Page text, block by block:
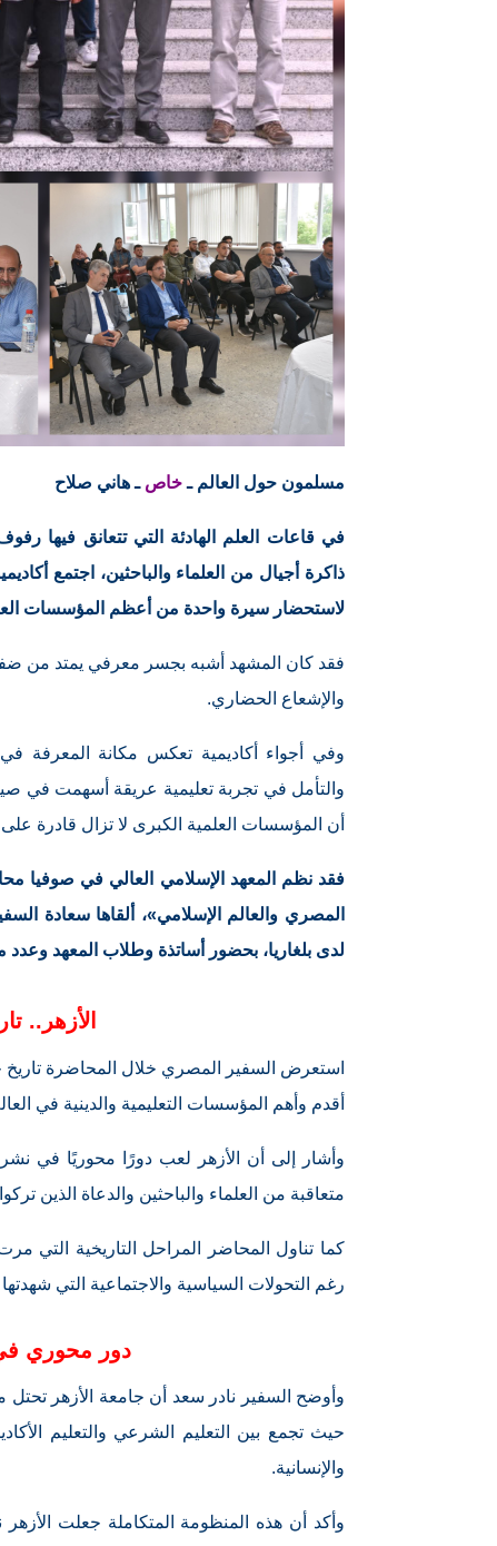
مسلمون حول العالم ـخاص ـ هاني صلاح
في قاعات العلم الهادئة التي تتعانق فيها
ذاكرة أجيال من العلماء والباحثين، اجتمع
لاستحضار سيرة واحدة من أعظم المؤسسات
فقد كان المشهد أشبه بجسر معرفي يمتد من
والإشعاع الحضاري.
وفي أجواء أكاديمية تعكس مكانة المعرفة
والتأمل في تجربة تعليمية عريقة أسهمت في
أن المؤسسات العلمية الكبرى لا تزال قادرة على
فقد نظم المعهد الإسلامي العالي في صوفيا
المصري والعالم الإسلامي»، ألقاها سعادة
لدى بلغاريا، بحضور أساتذة وطلاب المعهد وعدد
الأزهر..
استعرض السفير المصري خلال المحاضرة تاريخ
أقدم وأهم المؤسسات التعليمية والدينية في
وأشار إلى أن الأزهر لعب دورًا محوريًا في نشر
متعاقبة من العلماء والباحثين والدعاة الذين
كما تناول المحاضر المراحل التاريخية التي
رغم التحولات السياسية والاجتماعية التي
دور محوري
وأوضح السفير نادر سعد أن جامعة الأزهر تحتل
حيث تجمع بين التعليم الشرعي والتعليم
والإنسانية.
وأكد أن هذه المنظومة المتكاملة جعلت